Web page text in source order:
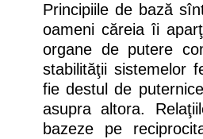
Principiile de bază
oameni căreia îi
organe de putere
stabilităţii sistemelor
fie destul de
asupra altora.
bazeze pe